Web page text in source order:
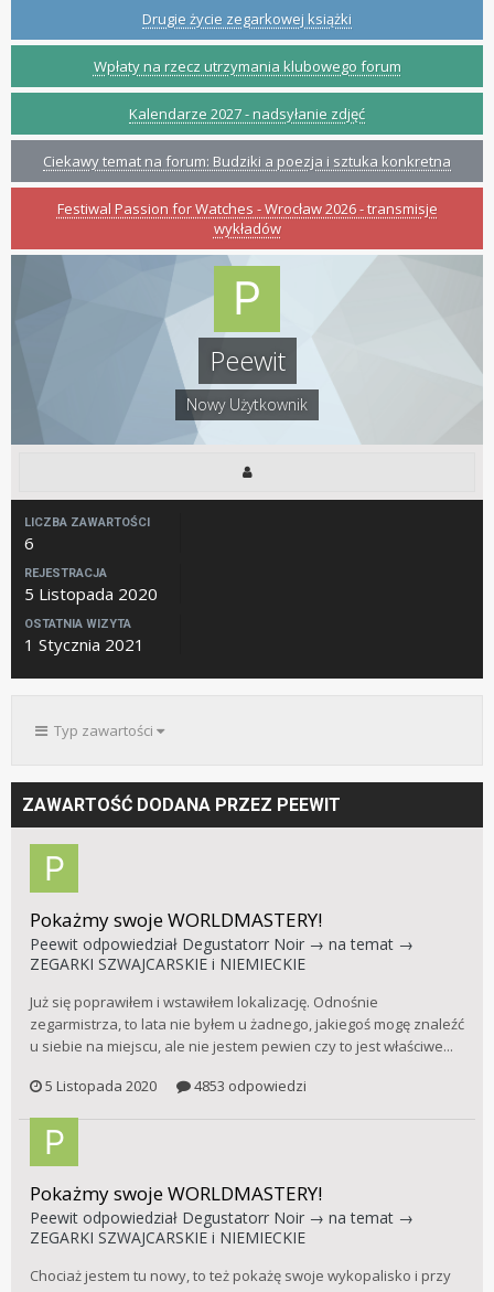
Drugie życie zegarkowej książki
Wpłaty na rzecz utrzymania klubowego forum
Kalendarze 2027 - nadsyłanie zdjęć
Ciekawy temat na forum: Budziki a poezja i sztuka konkretna
Festiwal Passion for Watches - Wrocław 2026 - transmisje
wykładów
Peewit
Nowy Użytkownik
LICZBA ZAWARTOŚCI
6
REJESTRACJA
5 Listopada 2020
OSTATNIA WIZYTA
1 Stycznia 2021
Typ zawartości
ZAWARTOŚĆ DODANA PRZEZ PEEWIT
Pokażmy swoje WORLDMASTERY!
Peewit odpowiedział Degustatorr Noir → na temat →
ZEGARKI SZWAJCARSKIE i NIEMIECKIE
Już się poprawiłem i wstawiłem lokalizację. Odnośnie
zegarmistrza, to lata nie byłem u żadnego, jakiegoś mogę znaleźć
u siebie na miejscu, ale nie jestem pewien czy to jest właściwe...
5 Listopada 2020
4853 odpowiedzi
Pokażmy swoje WORLDMASTERY!
Peewit odpowiedział Degustatorr Noir → na temat →
ZEGARKI SZWAJCARSKIE i NIEMIECKIE
Chociaż jestem tu nowy, to też pokażę swoje wykopalisko i przy